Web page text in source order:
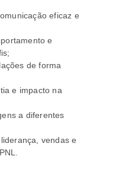
eficaz e
e
de forma
e impacto na
a diferentes
vendas e